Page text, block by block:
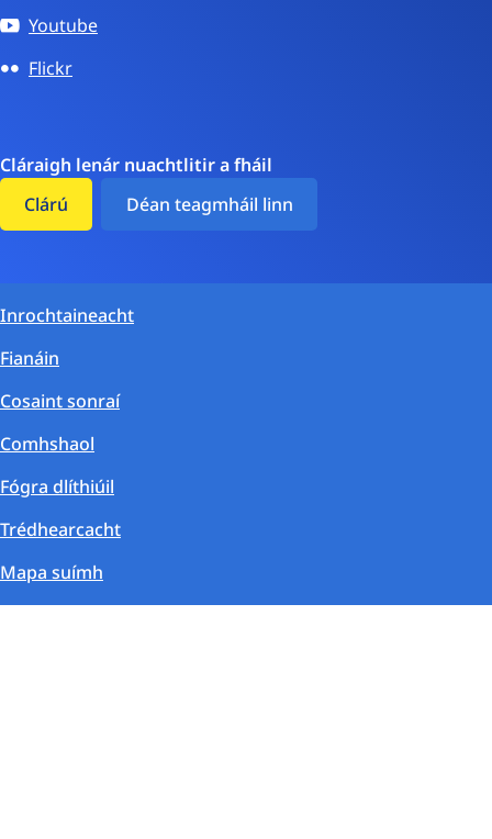
Youtube
Flickr
Cláraigh lenár nuachtlitir a fháil
Clárú
Déan teagmháil linn
Inrochtaineacht
Fianáin
Cosaint sonraí
Comhshaol
Fógra dlíthiúil
Trédhearcacht
Mapa suímh